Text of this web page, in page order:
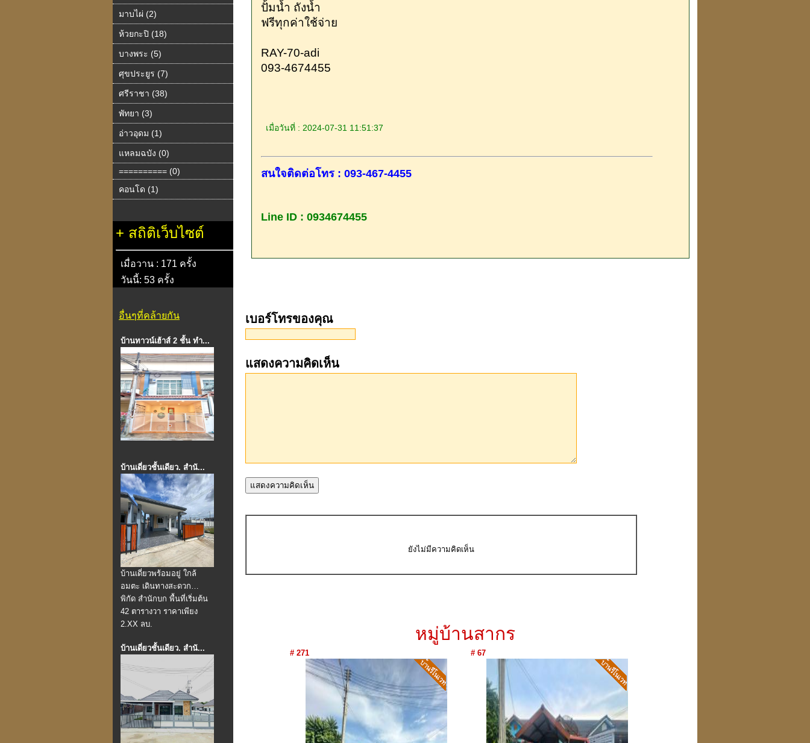
มาบไผ่ (2)
ห้วยกะปิ (18)
บางพระ (5)
ศุขประยูร (7)
ศรีราชา (38)
พัทยา (3)
อ่าวอุดม (1)
แหลมฉบัง (0)
========== (0)
คอนโด (1)
+ สถิติเว็บไซต์
เมื่อวาน : 171 ครั้ง
วันนี้: 53 ครั้ง
อื่นๆที่คล้ายกัน
บ้านทาวน์เฮ้าส์ 2 ชั้น ทำ...
บ้านเดี่ยวชั้นเดียว. สำนั...
บ้านเดี่ยวพร้อมอยู่ ใกล้
อมตะ เดินทางสะดวก…
พิกัด สำนักบก พื้นที่เริ่มต้น
42 ตารางวา ราคาเพียง
2.XX ลบ.
บ้านเดี่ยวชั้นเดียว. สำนั...
ปั้มน้ำ ถังน้ำ
ฟรีทุกค่าใช้จ่าย
RAY-70-adi
️093-4674455
เมื่อวันที่ : 2024-07-31 11:51:37
สนใจติดต่อโทร : 093-467-4455
Line ID : 0934674455
เบอร์โทรของคุณ
แสดงความคิดเห็น
ยังไม่มีความคิดเห็น
หมู่บ้านสากร
# 271 # 67